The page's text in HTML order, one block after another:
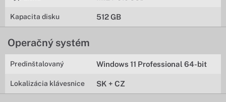
Kapacita disku 512 GB
Operačný systém
Predinštalovaný Windows 11 Professional 64-bit
Lokalizácia klávesnice SK + CZ